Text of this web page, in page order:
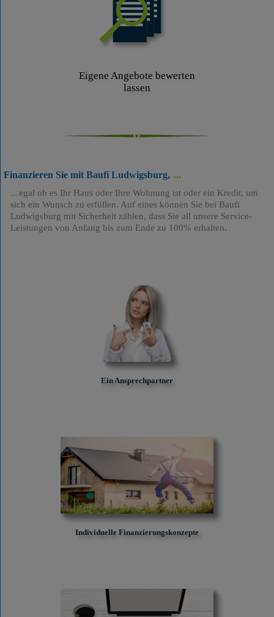
Eigene Angebote bewerten
lassen
Finanzieren Sie mit Baufi Ludwigsburg,
egal ob es Ihr Haus oder Ihre Wohnung ist oder ein Kredit, um
sich ein Wunsch zu erfüllen. Auf eines können Sie bei Baufi
Ludwigsburg mit Sicherheit zählen, dass Sie all unsere Service-
Leistungen von Anfang bis zum Ende zu 100% erhalten.
Ein Ansprechpartner
Individuelle Finanzierungskonzepte